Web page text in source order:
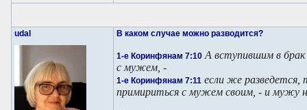
udal В каком случае можно разводится?
1-е Коринфянам 7:10 А вступившим в брак
с мужем, -
1-е Коринфянам 7:11 если же
примириться с мужем своим, - и мужу